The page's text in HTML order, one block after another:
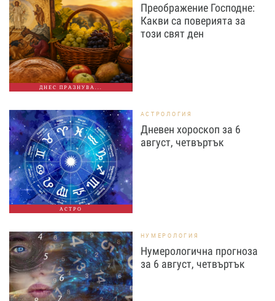
ДНЕС ПРАЗНУВА...
Преображение Господне:
Какви са поверията за
този свят ден
АСТРО
АСТРОЛОГИЯ
Дневен хороскоп за 6
август, четвъртък
НУМЕРОЛОГИЯ
Нумерологична прогноза
за 6 август, четвъртък